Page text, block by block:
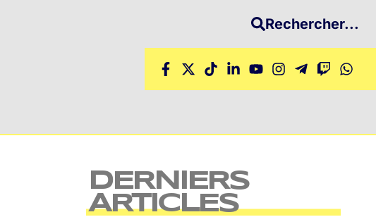
Rechercher...
DERNIERS
ARTICLES